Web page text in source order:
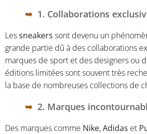
1. Collaborations
Lessneakers sont devenu un
grande partie dû à des collaborations
marques de sport et des designers ou
éditions limitées sont souvent très
la base de nombreuses collections de
2. Marques
Des marques comme Nike,Adidas et